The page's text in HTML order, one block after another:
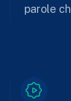
parole